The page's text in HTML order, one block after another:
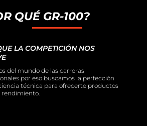
QUÉ GR-100?
LA COMPETICIÓN NOS
del mundo de las carreras
por eso buscamos la perfección
técnica para ofrecerte productos
rendimiento.